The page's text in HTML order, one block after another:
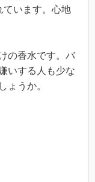
ています。心地
の香水です。バ
いする人も少な
ょうか。